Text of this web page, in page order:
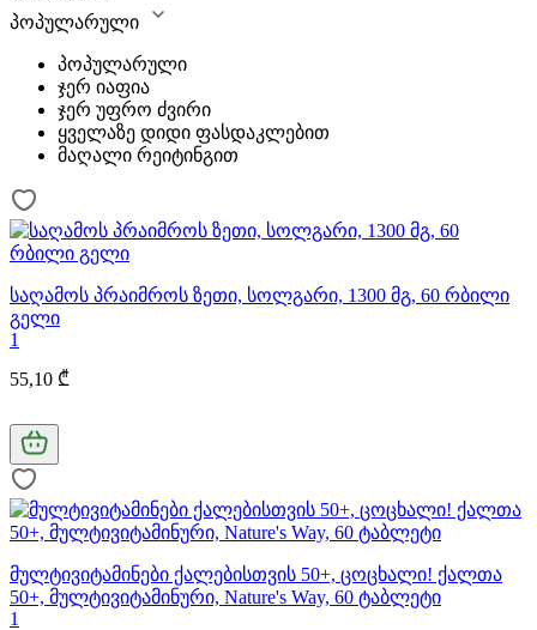
პოპულარული
პოპულარული
ჯერ იაფია
ჯერ უფრო ძვირი
ყველაზე დიდი ფასდაკლებით
მაღალი რეიტინგით
საღამოს პრაიმროს ზეთი, სოლგარი, 1300 მგ, 60 რბილი
გელი
1
55,10 ₾
მულტივიტამინები ქალებისთვის 50+, ცოცხალი! ქალთა
50+, მულტივიტამინური, Nature's Way, 60 ტაბლეტი
1